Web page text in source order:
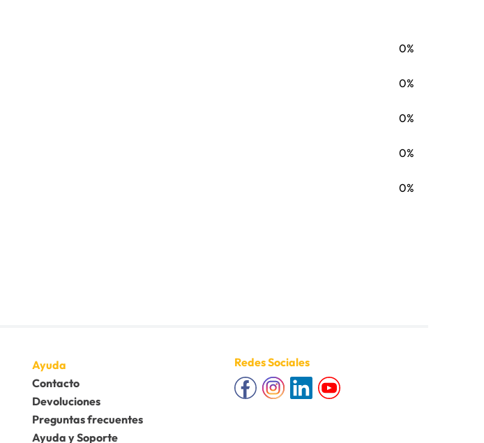
0%
0%
0%
0%
0%
Ayuda
Contacto
Devoluciones
Preguntas frecuentes
Ayuda y Soporte
Redes Sociales